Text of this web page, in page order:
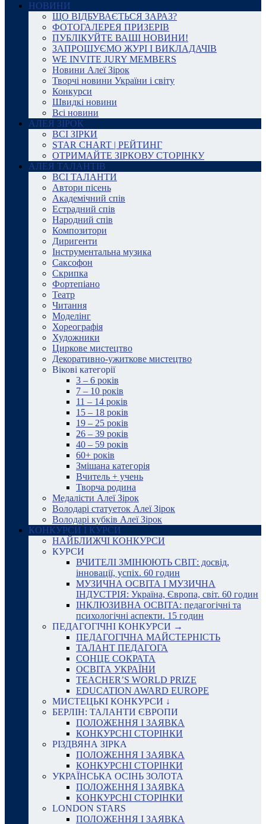
НОВИНИ
ЩО ВІДБУВАЄТЬСЯ ЗАРАЗ?
ФОТОГАЛЕРЕЯ ПРИЗЕРІВ
ПУБЛІКУЙТЕ ВАШІ НОВИНИ!
ЗАПРОШУЄМО ЖУРІ І ВИКЛАДАЧІВ
WE INVITE JURY MEMBERS
Новини Алеї Зірок
Творчі новини України і світу
Конкурси
Швидкі новини
Всі новини
АЛЕЯ ЗІРОК
ВСІ ЗІРКИ
STAR CHART | РЕЙТИНГ
ОТРИМАЙТЕ ЗІРКОВУ СТОРІНКУ
АЛЕЯ ТАЛАНТІВ
ВСІ ТАЛАНТИ
Автори пісень
Академічний спів
Естрадний спів
Народний спів
Композитори
Диригенти
Інструментальна музика
Саксофон
Скрипка
Фортепіано
Театр
Читання
Моделінг
Хореографія
Художники
Циркове мистецтво
Декоративно-ужиткове мистецтво
Вікові категорії
3 – 6 років
7 – 10 років
11 – 14 років
15 – 18 років
19 – 25 років
26 – 39 років
40 – 59 років
60+ років
Змішана категорія
Вчитель + учень
Творча родина
Медалісти Алеї Зірок
Володарі статуеток Алеї Зірок
Володарі кубків Алеї Зірок
КОНКУРСИ І КУРСИ
НАЙБЛИЖЧІ КОНКУРСИ
КУРСИ
ВЧИТЕЛІ ЗМІНЮЮТЬ СВІТ: досвід,
інновації, успіх. 60 годин
МУЗИЧНА ОСВІТА І МУЗИЧНА
ІНДУСТРІЯ: Україна, Європа, світ. 60 годин
ІНКЛЮЗИВНА ОСВІТА: педагогічні та
психологічні аспекти. 15 годин
ПЕДАГОГІЧНІ КОНКУРСИ →
ПЕДАГОГІЧНА МАЙСТЕРНІСТЬ
ТАЛАНТ ПЕДАГОГА
СОНЦЕ СОКРАТА
ОСВІТА УКРАЇНИ
TEACHER’S WORLD PRIZE
EDUCATION AWARD EUROPE
МИСТЕЦЬКІ КОНКУРСИ ↓
БЕРЛІН: ТАЛАНТИ ЄВРОПИ
ПОЛОЖЕННЯ І ЗАЯВКА
КОНКУРСНІ СТОРІНКИ
РІЗДВЯНА ЗІРКА
ПОЛОЖЕННЯ І ЗАЯВКА
КОНКУРСНІ СТОРІНКИ
УКРАЇНСЬКА ОСІНЬ ЗОЛОТА
ПОЛОЖЕННЯ І ЗАЯВКА
КОНКУРСНІ СТОРІНКИ
LONDON STARS
ПОЛОЖЕННЯ І ЗАЯВКА